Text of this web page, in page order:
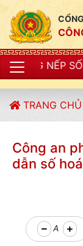
VĂN HÓA VÌ
TRANG CHỦ
Công an
dẫn số
A